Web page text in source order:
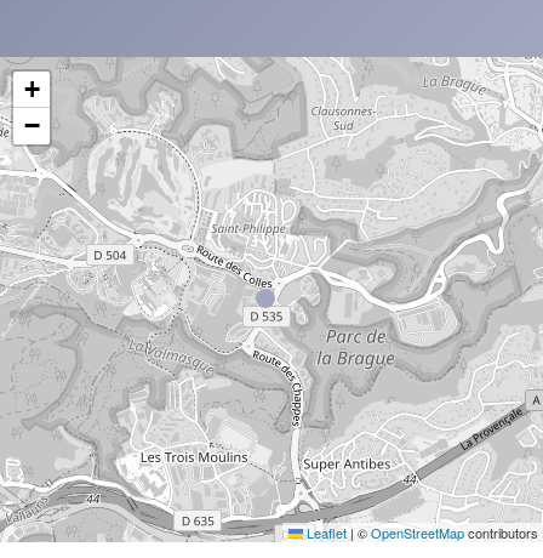
+
−
Leaflet| ©OpenStreetMapcontributors